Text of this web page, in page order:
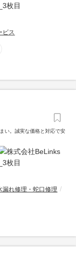
ビス
い。誠実な価格と対応で安
漏れ修理・蛇口修理